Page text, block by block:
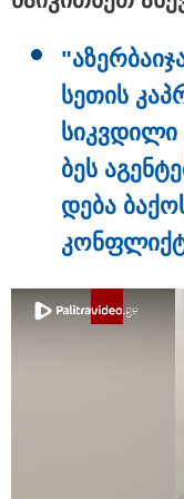
08:44 / 06-08-2026
"მიტროპოლიტი
ერთად
აღავლინა" -
სე­თის
სიკ­ვდი­ლი
ბეს
დე­ბა